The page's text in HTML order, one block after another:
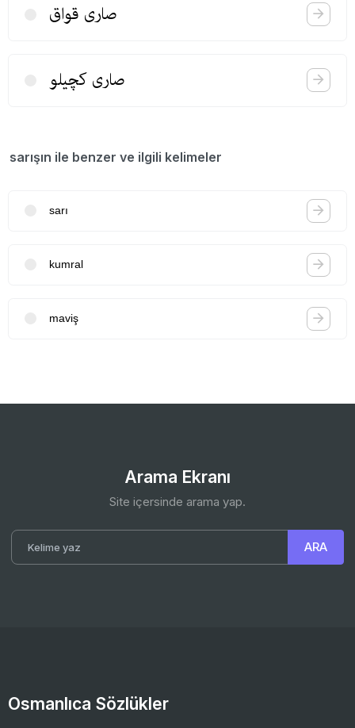
صاری قواق
صاری كچیلو
sarışın ile benzer ve ilgili kelimeler
sarı
kumral
maviş
Arama Ekranı
Site içersinde arama yap.
Osmanlıca Sözlükler